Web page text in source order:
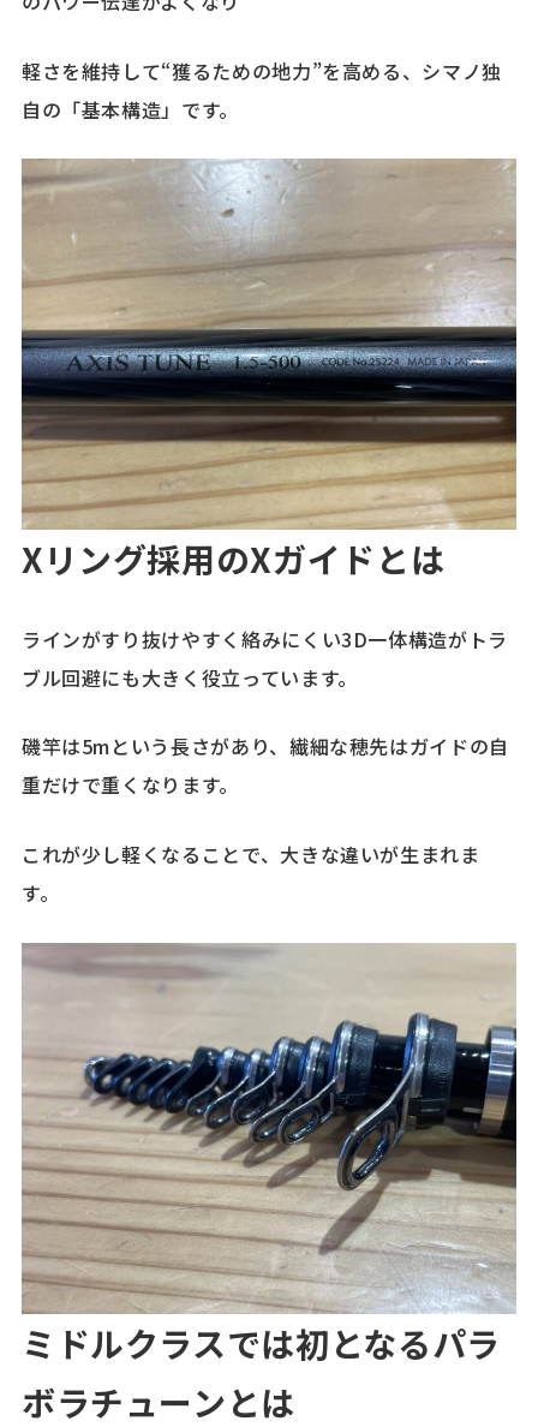
軽さを維持して“獲るための地力”を高める、シマノ独
自の「基本構造」です。
Xリング採用のXガイドとは
ラインがすり抜けやすく絡みにくい3D一体構造がトラ
ブル回避にも大きく役立っています。
磯竿は5mという長さがあり、繊細な穂先はガイドの自
重だけで重くなります。
これが少し軽くなることで、大きな違いが生まれま
す。
ミドルクラスでは初となるパラ
ボラチューンとは